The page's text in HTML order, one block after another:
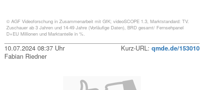
© AGF Videoforschung in Zusammenarbeit mit GfK; videoSCOPE 1.3, Marktstandard: TV.
Zuschauer ab 3 Jahren und 14-49 Jahre (Vorläufige Daten), BRD gesamt/ Fernsehpanel
D+EU Millionen und Marktanteile in %.
10.07.2024 08:37 Uhr Kurz-URL: qmde.de/153010
Fabian Riedner